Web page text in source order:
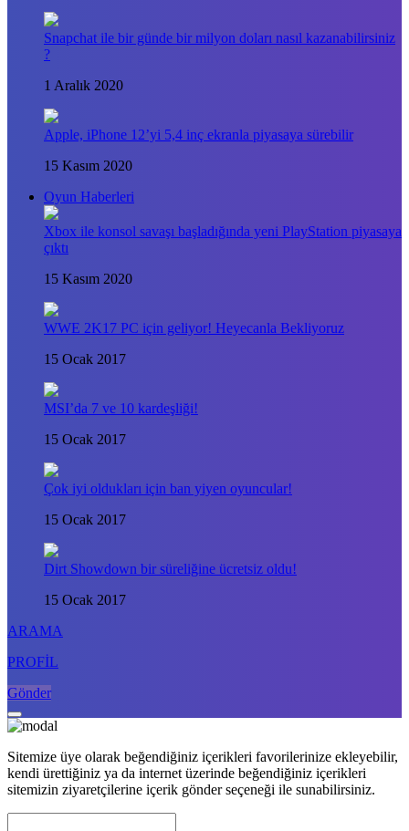
Snapchat ile bir günde bir milyon doları nasıl kazanabilirsiniz
?
1 Aralık 2020
Apple, iPhone 12’yi 5,4 inç ekranla piyasaya sürebilir
15 Kasım 2020
Oyun Haberleri
Xbox ile konsol savaşı başladığında yeni PlayStation piyasaya
çıktı
15 Kasım 2020
WWE 2K17 PC için geliyor! Heyecanla Bekliyoruz
15 Ocak 2017
MSI’da 7 ve 10 kardeşliği!
15 Ocak 2017
Çok iyi oldukları için ban yiyen oyuncular!
15 Ocak 2017
Dirt Showdown bir süreliğine ücretsiz oldu!
15 Ocak 2017
ARAMA
PROFİL
Gönder
Sitemize üye olarak beğendiğiniz içerikleri favorilerinize ekleyebilir,
kendi ürettiğiniz ya da internet üzerinde beğendiğiniz içerikleri
sitemizin ziyaretçilerine içerik gönder seçeneği ile sunabilirsiniz.